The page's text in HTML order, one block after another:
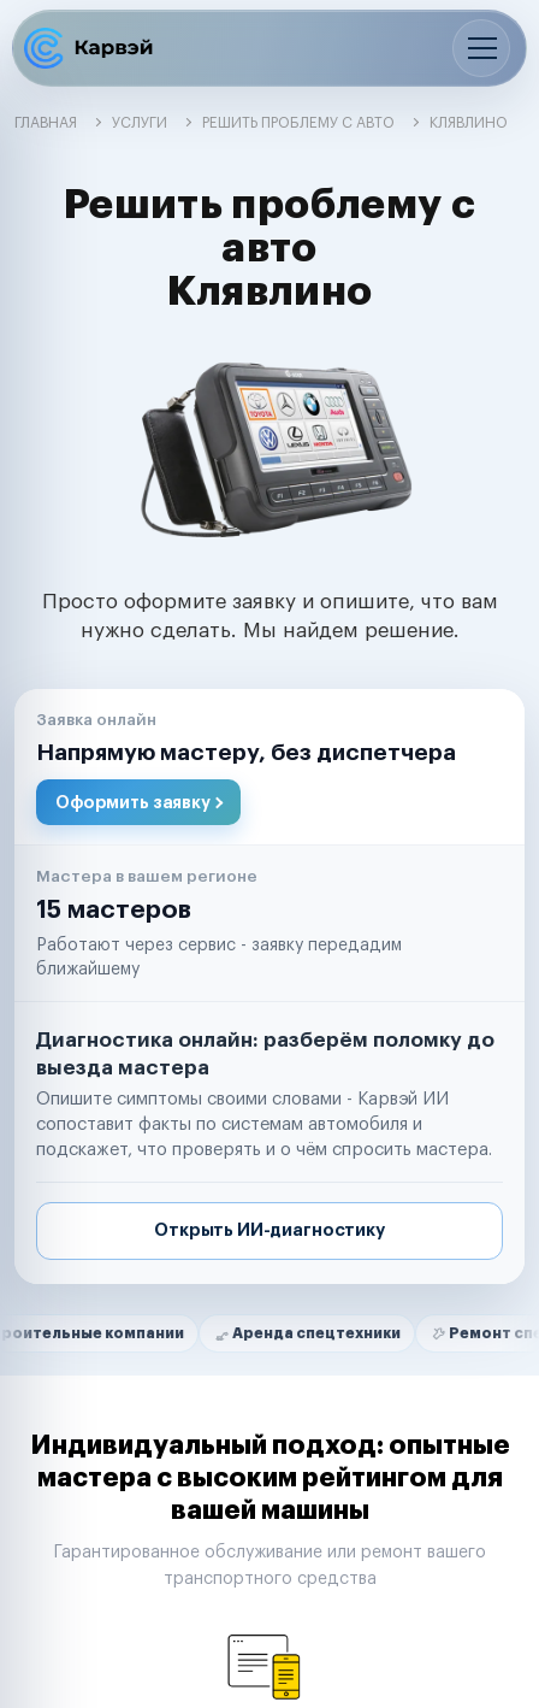
ГЛАВНАЯ УСЛУГИ РЕШИТЬ ПРОБЛЕМУ С АВТО КЛЯВЛИНО
Решить проблему с
авто
Клявлино
Просто оформите заявку и опишите, что вам
нужно сделать. Мы найдем решение.
Заявка онлайн
Напрямую мастеру, без диспетчера
Оформить заявку
Мастера в вашем регионе
15 мастеров
Работают через сервис - заявку передадим
ближайшему
Диагностика онлайн: разберём поломку до
выезда мастера
Опишите симптомы своими словами - Карвэй ИИ
сопоставит факты по системам автомобиля и
подскажет, что проверять и о чём спросить мастера.
Открыть ИИ-диагностику
Нам доверяют
компании Аренда спецтехники Ремонт спецтехники
Маркетплейсы
Таксопарки
Автодилеры
Строительные компании
Аренда спецтехники
Индивидуальный подход: опытные
мастера с высоким рейтингом для
вашей машины
Гарантированное обслуживание или ремонт вашего
транспортного средства